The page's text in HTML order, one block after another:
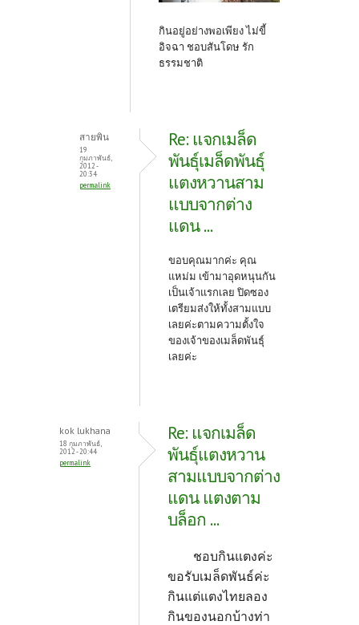
กินอยู่อย่างพอเพียง ไม่ขี้
อิจฉา ชอบสันโดษ รัก
ธรรมชาติ
สายพิน
19
กุมภาพันธ์,
2012 -
20:34
permalink
Re: แจกเมล็ด
พันธุ์เมล็ดพันธุ์
แตงหวานสาม
แบบจากต่าง
แดน ...
ขอบคุณมากค่ะ คุณ
แหม่ม เข้ามาอุดหนุนกัน
เป็นเจ้าแรกเลย ปิดซอง
เตรียมส่งให้ทั้งสามแบบ
เลยค่ะตามความตั้งใจ
ของเจ้าของเมล็ดพันธุ์
เลยค่ะ
kok lukhana
18 กุมภาพันธ์,
2012 - 20:44
permalink
Re: แจกเมล็ด
พันธุ์แตงหวาน
สามแบบจากต่าง
แดน แตงตาม
บล็อก ...
ชอบกินแตงค่ะ
ขอรับเมล็ดพันธ์ค่ะ
กินแต่แตงไทยลอง
กินของนอกบ้างท่า